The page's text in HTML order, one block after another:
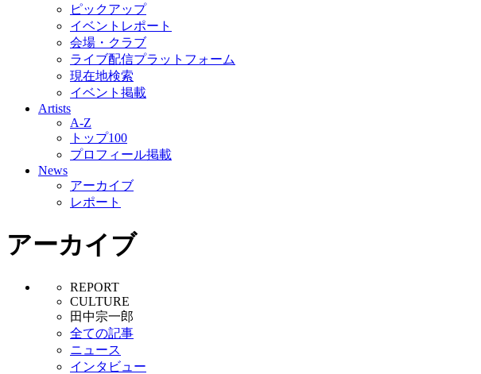
ピックアップ
イベントレポート
会場・クラブ
ライブ配信プラットフォーム
現在地検索
イベント掲載
Artists
A-Z
トップ100
プロフィール掲載
News
アーカイブ
レポート
アーカイブ
REPORT
CULTURE
田中宗一郎
全ての記事
ニュース
インタビュー